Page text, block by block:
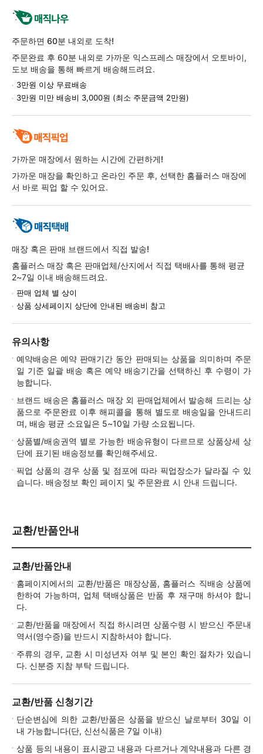
주문하면 60분 내외로 도착!
주문완료 후 60분 내외로 가까운 익스프레스 매장에서 오토바이,
도보 배송을 통해 빠르게 배송해드려요.
3만원 이상 무료배송
3만원 미만 배송비 3,000원 (최소 주문금액 2만원)
가까운 매장에서 원하는 시간에 간편하게!
가까운 매장을 확인하고 온라인 주문 후, 선택한 홈플러스 매장에
서 바로 픽업 할 수 있어요.
매장 혹은 판매 브랜드에서 직접 발송!
홈플러스 매장 혹은 판매업체/산지에서 직접 택배사를 통해 평균
2~7일 이내 배송해드려요.
판매 업체 별 상이
상품 상세페이지 상단에 안내된 배송비 참고
유의사항
예약배송은 예약 판매기간 동안 판매되는 상품을 의미하며 주문
일 기준 일괄 배송 혹은 예약 배송기간을 선택하신 후 수령이 가
능합니다.
브랜드 배송은 홈플러스 매장 외 판매업체에서 발송해 드리는 상
품으로 주문완료 이후 해피콜을 통해 별도로 배송일을 안내드리
며, 배송 평균 소요일은 5~10일 가량 소요됩니다.
상품별/배송권역 별로 가능한 배송유형이 다르므로 상품상세 상
단에 표기된 배송정보를 확인해주세요.
픽업 상품의 경우 상품 및 점포에 따라 픽업장소가 달라질 수 있
습니다. 배송정보 확인 페이지 및 주문완료 시 안내 드립니다.
교환/반품안내
교환/반품안내
홈페이지에서의 교환/반품은 매장상품, 홈플러스 직배송 상품에
한하여 가능하며, 업체 택배상품은 반품 후 재구매 하셔야 합니
다.
교환/반품을 매장에서 직접 하시려면 상품수령 시 받으신 주문내
역서(영수증)을 반드시 지참하셔야 합니다.
주류의 경우, 교환 시 미성년자 여부 및 본인 확인 절차가 있습니
다. 신분증 지참 부탁 드립니다.
교환/반품 신청기간
단순변심에 의한 교환/반품은 상품을 받으신 날로부터 30일 이
내 가능합니다(단, 신선식품은 7일 이내)
상품 등의 내용이 표시광고 내용과 다르거나 계약내용과 다른 경